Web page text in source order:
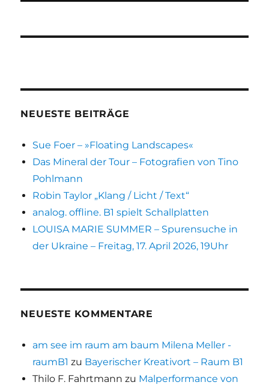
NEUESTE BEITRÄGE
Sue Foer – »Floating Landscapes«
Das Mineral der Tour – Fotografien von Tino
Pohlmann
Robin Taylor „Klang / Licht / Text“
analog. offline. B1 spielt Schallplatten
LOUISA MARIE SUMMER – Spurensuche in
der Ukraine – Freitag, 17. April 2026, 19Uhr
NEUESTE KOMMENTARE
am see im raum am baum Milena Meller -
raumB1 zu Bayerischer Kreativort – Raum B1
Thilo F. Fahrtmann zu Malperformance von